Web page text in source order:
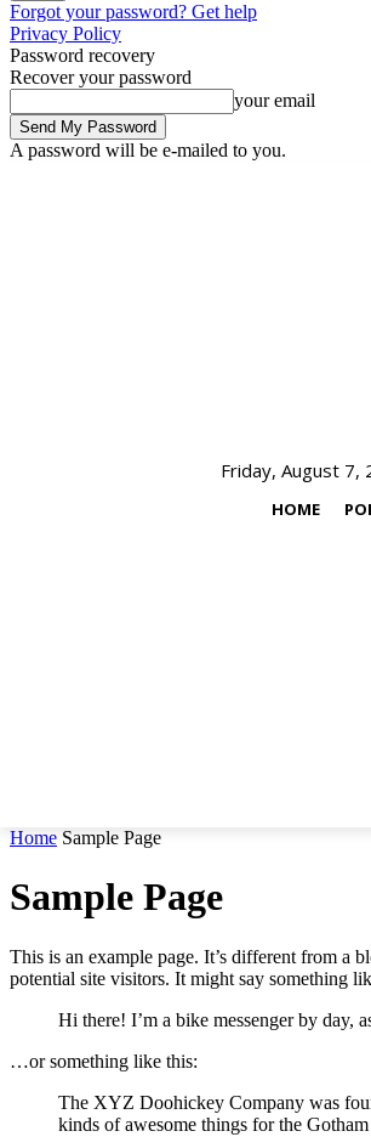
Forgot your password? Get help
Privacy Policy
Password recovery
Recover your password
your email
A password will be e-mailed to you.
Friday, August 7,
HOME
Home Sample Page
Sample Page
This is an example page. It’s different from a
potential site visitors. It might say something
Hi there! I’m a bike messenger by day,
…or something like this:
The XYZ Doohickey Company was
kinds of awesome things for the